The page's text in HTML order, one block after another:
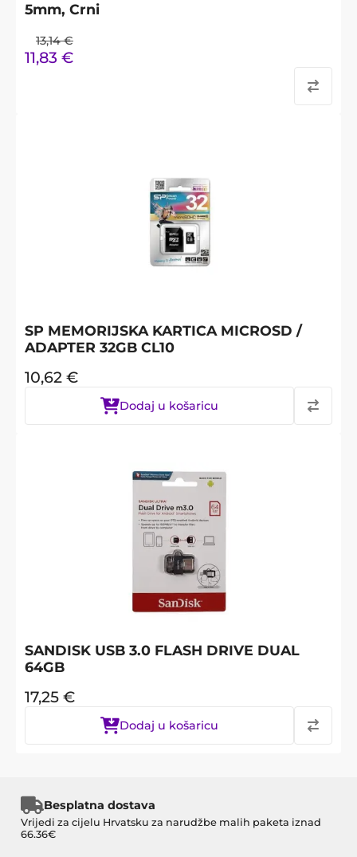
5mm, Crni
13,14 €
11,83 €
SP MEMORIJSKA KARTICA MICROSD /
ADAPTER 32GB CL10
10,62 €
Dodaj u košaricu
SANDISK USB 3.0 FLASH DRIVE DUAL
64GB
17,25 €
Dodaj u košaricu
Besplatna dostava
Vrijedi za cijelu Hrvatsku za narudžbe malih paketa iznad
66.36€